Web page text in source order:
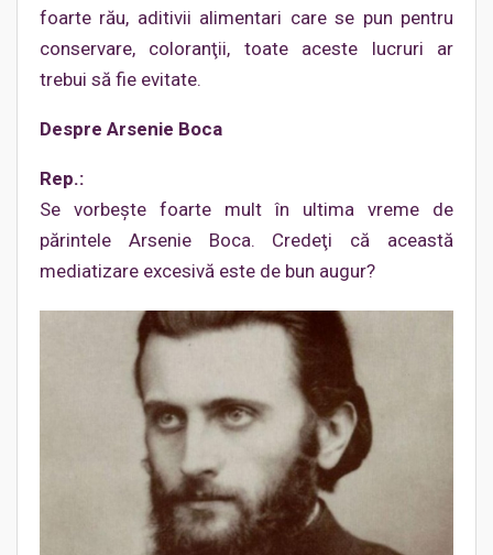
foarte rău, aditivii alimentari care se pun pentru
conservare, coloranţii, toate aceste lucruri ar
trebui să fie evitate.
Despre Arsenie Boca
Rep.:
Se vorbeşte foarte mult în ultima vreme de
părintele Arsenie Boca. Credeţi că această
mediatizare excesivă este de bun augur?